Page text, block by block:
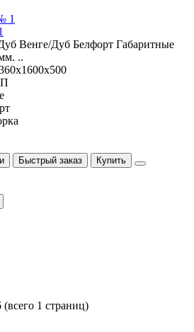
Венге/Дуб Белфорт Габаритные
..
Быстрый заказ Купить
1 страниц)